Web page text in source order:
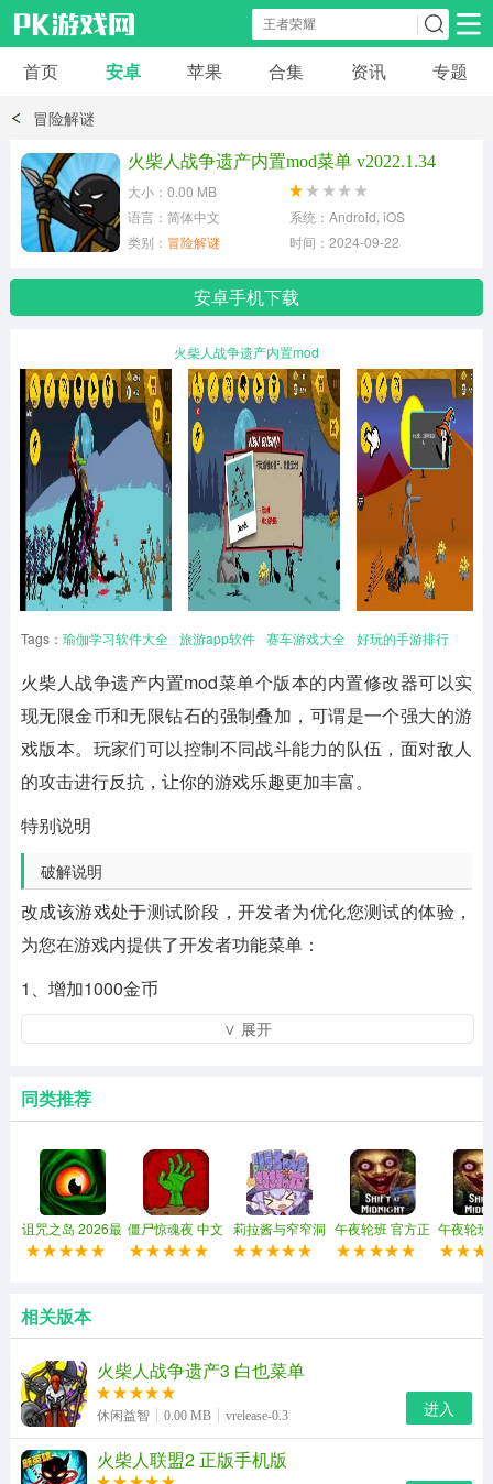
安卓应用 安卓游戏
模拟经营
首页 安卓 苹果 合集 资讯 专题
冒险解谜
火柴人战争遗产内置mod菜单 v2022.1.34
大小：0.00 MB
语言：简体中文
系统：Android, iOS
类别： 冒险解谜 时间：2024-09-22
安卓手机下载
火柴人战争遗产内置mod
Tags： 瑜伽学习软件大全 旅游app软件 赛车游戏大全 好玩的手游排行
火柴人战争遗产内置mod菜单个版本的内置修改器可以实
现无限金币和无限钻石的强制叠加，可谓是一个强大的游
戏版本。玩家们可以控制不同战斗能力的队伍，面对敌人
的攻击进行反抗，让你的游戏乐趣更加丰富。
特别说明
破解说明
改成该游戏处于测试阶段，开发者为优化您测试的体验，
为您在游戏内提供了开发者功能菜单：
1、增加1000金币
4、非常多钻石
5、训练无冷却
6、箱子随便开
7、召唤士兵(可自选)
Version 1.0.3 (3) 2022-9-22
修复已知bug
​11.14
火柴人战争遗产内置mod菜单新手教程
∨ 展开
同类推荐
诅咒之岛 2026最
新版
僵尸惊魂夜 中文
版
莉拉酱与窄窄洞
窟 中文版
午夜轮班 官方正
版
午夜轮
机
相关版本
火柴人战争遗产3 白也菜单
休闲益智 0.00 MB vrelease-0.3 进入
火柴人联盟2 正版手机版